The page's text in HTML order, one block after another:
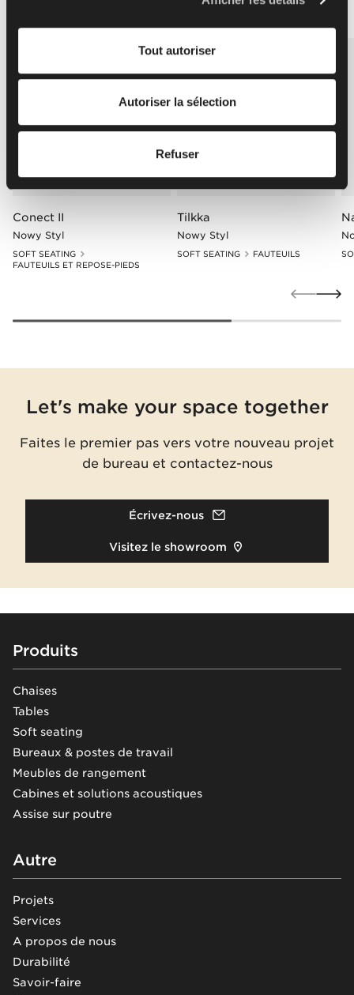
d'informations sur l'utilisation des cookies par nous et
nos partenaires et le traitement de vos données
personnelles, y compris vos droits, veuillez consulter
Tout autoriser
Autoriser la sélection
Refuser
Conect II
Nowy Styl
SOFT SEATING
FAUTEUILS ET REPOSE-PIEDS
Tilkka
Nowy Styl
SOFT SEATING FAUTEUILS
Let's make your space together
Faites le premier pas vers votre nouveau projet
de bureau et contactez-nous
Écrivez-nous
Visitez le showroom
Footer
Produits
Chaises
Tables
Soft seating
Bureaux & postes de travail
Meubles de rangement
Cabines et solutions acoustiques
Assise sur poutre
Autre
Projets
Services
A propos de nous
Durabilité
Savoir-faire